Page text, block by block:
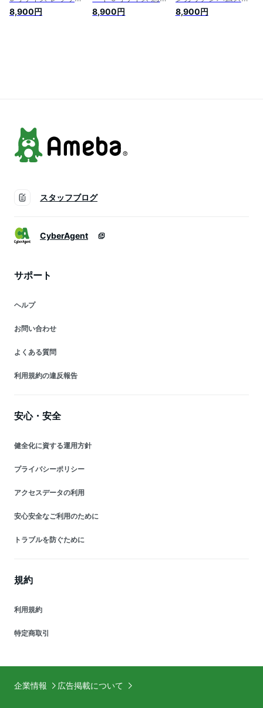
パンダ あらいぐま
誕生日 お祝い 記念
8,900円
誕生日 お祝い 記念
日 男の子 着ぐるみ
8,900円
ー） 5号サイズ ハム
スター はむすたー
8,900円
スタッフブログ
CyberAgent
サポート
ヘルプ
お問い合わせ
よくある質問
利用規約の違反報告
安心・安全
健全化に資する運用方針
プライバシーポリシー
アクセスデータの利用
安心安全なご利用のために
トラブルを防ぐために
規約
利用規約
特定商取引
企業情報 広告掲載について